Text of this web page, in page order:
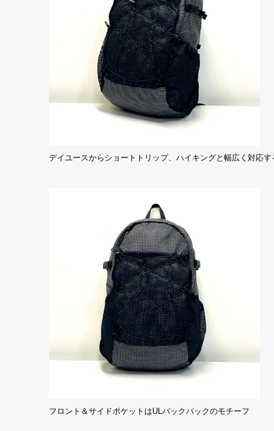
デイユースからショートトリップ、ハイキングと幅広く対応
フロント＆サイドポケットはULバックパックのモチーフ